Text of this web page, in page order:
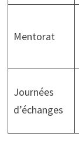
Mentorat
Journées
d’échanges